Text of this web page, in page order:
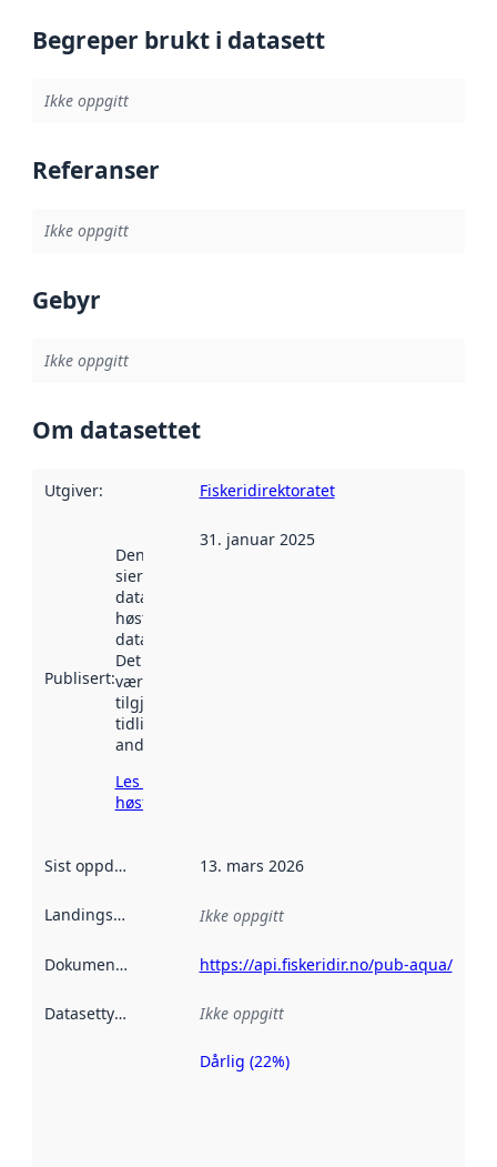
Begreper brukt i datasett
Ikke oppgitt
Referanser
Ikke oppgitt
Gebyr
Ikke oppgitt
Om datasettet
Utgiver: Fiskeridirektoratet
Publisert:
Denne datoen
sier når
datasettet ble
høstet av
data.norge.no.
Det kan ha
vært
tilgjengelig
tidligere
andre steder.
Les mer om
høsting her
31. januar 2025
Sist oppdatert 13. mars 2026
Landingsside Ikke oppgitt
Dokumentasjon https://api.fiskeridir.no/pub-aqua/
Datasettype Ikke oppgitt
Metadatakvalitet
Dårlig (22%)